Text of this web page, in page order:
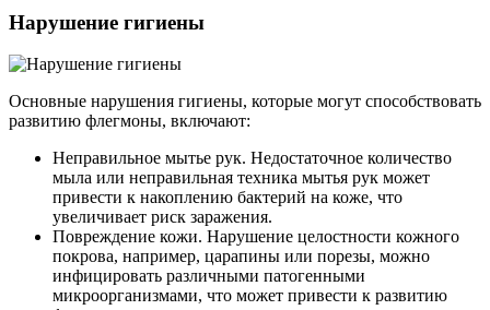
Нарушение гигиены
Основные нарушения гигиены, которые могут способствовать
развитию флегмоны, включают:
Неправильное мытье рук. Недостаточное количество
мыла или неправильная техника мытья рук может
привести к накоплению бактерий на коже, что
увеличивает риск заражения.
Повреждение кожи. Нарушение целостности кожного
покрова, например, царапины или порезы, можно
инфицировать различными патогенными
микроорганизмами, что может привести к развитию